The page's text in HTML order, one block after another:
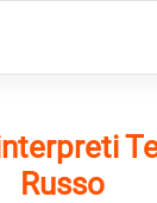
Russo